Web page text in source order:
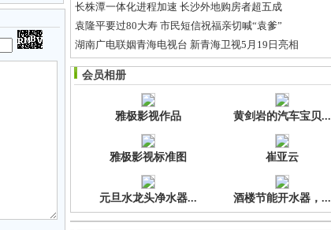
长株潭一体化进程加速 长沙外地购房者超五成
袁隆平要过80大寿 市民短信祝福亲切喊“袁爹”
湖南广电联姻青海电视台 新青海卫视5月19日亮相
[杂七杂八]《武林外传》经典对白
最容易导致婴幼儿白癜风的病因是什么?
会员相册
雅极影视作品 黄剑岩的汽车宝贝...
雅极影视标准图 崔亚云
元旦水龙头净水器... 酒楼节能开水器，...